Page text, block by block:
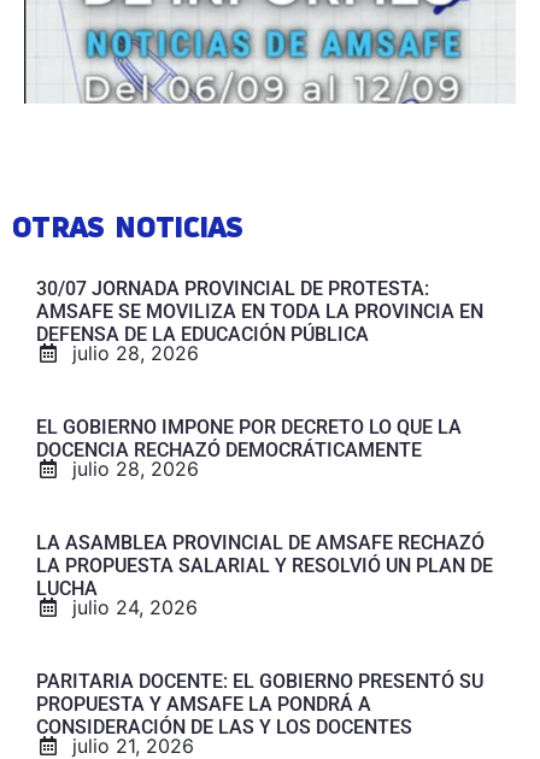
OTRAS NOTICIAS
30/07 JORNADA PROVINCIAL DE PROTESTA:
AMSAFE SE MOVILIZA EN TODA LA PROVINCIA EN
DEFENSA DE LA EDUCACIÓN PÚBLICA
julio 28, 2026
EL GOBIERNO IMPONE POR DECRETO LO QUE LA
DOCENCIA RECHAZÓ DEMOCRÁTICAMENTE
julio 28, 2026
LA ASAMBLEA PROVINCIAL DE AMSAFE RECHAZÓ
LA PROPUESTA SALARIAL Y RESOLVIÓ UN PLAN DE
LUCHA
julio 24, 2026
PARITARIA DOCENTE: EL GOBIERNO PRESENTÓ SU
PROPUESTA Y AMSAFE LA PONDRÁ A
CONSIDERACIÓN DE LAS Y LOS DOCENTES
julio 21, 2026